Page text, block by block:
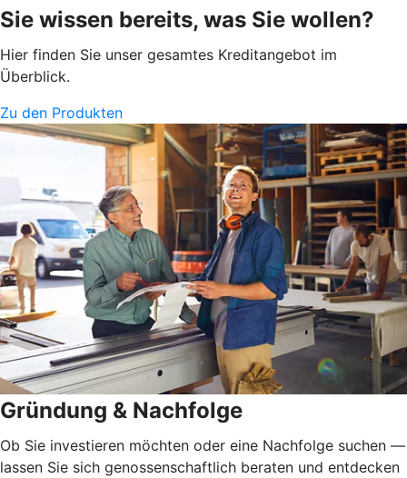
Sie wissen bereits, was Sie wollen?
Hier finden Sie unser gesamtes Kreditangebot im
Überblick.
Zu den Produkten
Gründung & Nachfolge
Ob Sie investieren möchten oder eine Nachfolge suchen —
lassen Sie sich genossenschaftlich beraten und entdecken